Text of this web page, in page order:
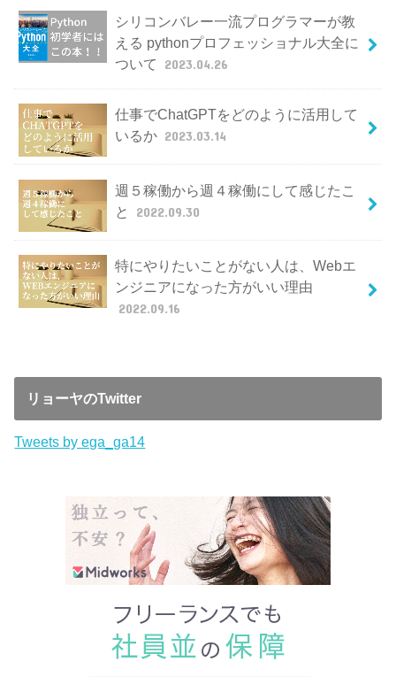
シリコンバレー一流プログラマーが教
える pythonプロフェッショナル大全に
ついて
2023.04.26
仕事でChatGPTをどのように活用して
いるか 2023.03.14
週５稼働から週４稼働にして感じたこ
と
2022.09.30
特にやりたいことがない人は、Webエ
ンジニアになった方がいい理由
2022.09.16
リョーヤのTwitter
Tweets by ega_ga14